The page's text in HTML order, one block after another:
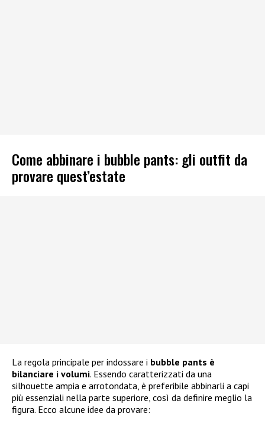
Come abbinare i bubble pants: gli outfit da
provare quest’estate
La regola principale per indossare i bubble pants è
bilanciare i volumi. Essendo caratterizzati da una
silhouette ampia e arrotondata, è preferibile abbinarli a capi
più essenziali nella parte superiore, così da definire meglio la
figura. Ecco alcune idee da provare: